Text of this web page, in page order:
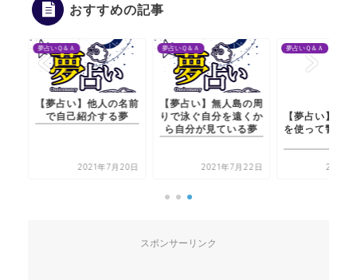
おすすめの記事
夢占いＱ＆Ａ
【夢占い】他人の名前
で自己紹介する夢
2021年7月20日
夢占いＱ＆Ａ
【夢占い】無人島の周
りで泳ぐ自分を遠くか
ら自分が見ている夢
2021年7月22日
夢占いＱ＆Ａ
【夢占い】恋人が偽札
を使って警察に捕まる
2021年7月20日
スポンサーリンク